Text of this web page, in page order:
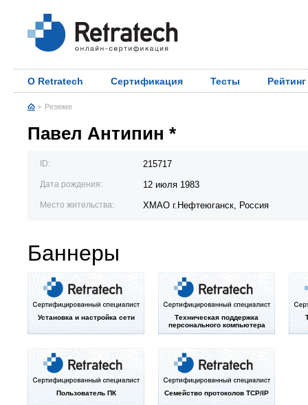
О Retratech Сертификация Тесты Рейтинг
Резюме
Павел Антипин *
ID: 215717
Дата рождения: 12 июля 1983
Место жительства: ХМАО г.Нефтеюганск, Россия
Баннеры
Установка и настройка сети
Техническая поддержка
персонального компьютера
Пользователь ПК Семейство протоколов TCP/IP